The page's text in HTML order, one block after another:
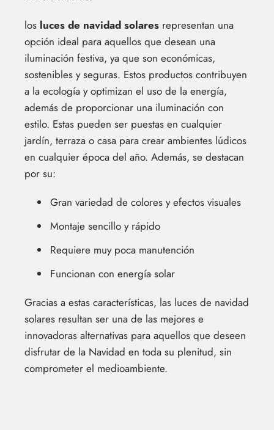
los luces de navidad solares representan una
opción ideal para aquellos que desean una
iluminación festiva, ya que son económicas,
sostenibles y seguras. Estos productos contribuyen
a la ecología y optimizan el uso de la energía,
además de proporcionar una iluminación con
estilo. Estas pueden ser puestas en cualquier
jardín, terraza o casa para crear ambientes lúdicos
en cualquier época del año. Además, se destacan
por su:
Gran variedad de colores y efectos visuales
Montaje sencillo y rápido
Requiere muy poca manutención
Funcionan con energía solar
Gracias a estas características, las luces de navidad
solares resultan ser una de las mejores e
innovadoras alternativas para aquellos que deseen
disfrutar de la Navidad en toda su plenitud, sin
comprometer el medioambiente.